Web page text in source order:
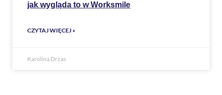
jak wygląda to w Worksmile
CZYTAJ WIĘCEJ »
Karolina Drzas